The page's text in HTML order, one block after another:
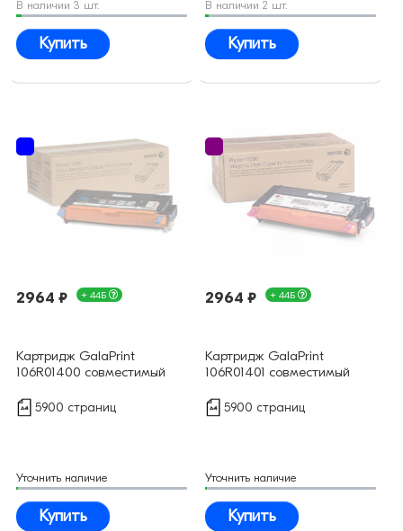
В наличии 3 шт.
Купить
В наличии 2 шт.
Купить
2964 ₽ + 44Б
Картридж GalaPrint
106R01400 совместимый
5900 страниц
Уточнить наличие
Купить
2964 ₽ + 44Б
Картридж GalaPrint
106R01401 совместимый
5900 страниц
Уточнить наличие
Купить